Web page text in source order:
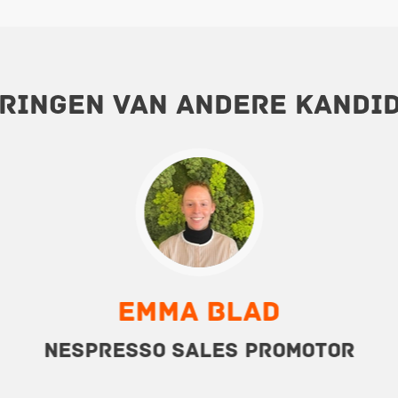
van andere
Emma Blad
Nespresso Sales Promotor